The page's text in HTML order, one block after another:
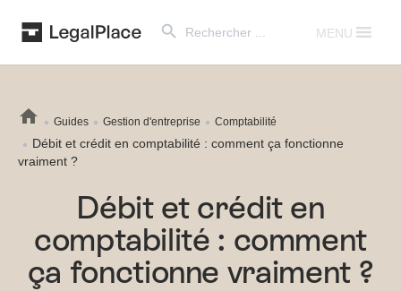
for:
MENU
Guides Gestion d'entreprise Comptabilité
Débit et crédit en comptabilité : comment ça fonctionne
vraiment ?
Débit et crédit en
comptabilité : comment
ça fonctionne vraiment ?